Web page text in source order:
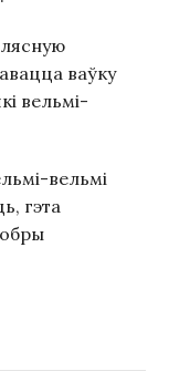
лясную
ваўку
вельмі-
вельмі
гэта